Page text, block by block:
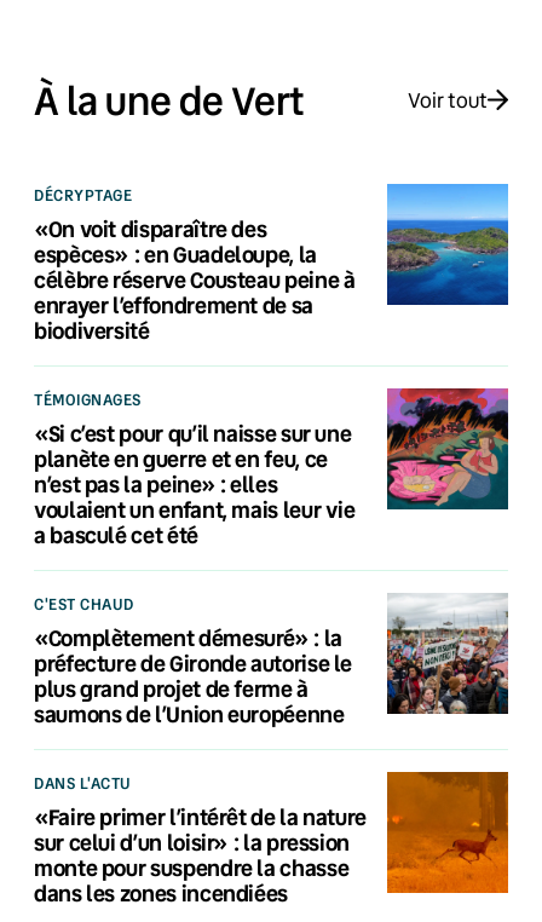
À la une de Vert Voir tout
DÉCRYPTAGE
«On voit disparaître des
espèces» : en Guadeloupe, la
célèbre réserve Cousteau peine à
enrayer l’effondrement de sa
biodiversité
TÉMOIGNAGES
«Si c’est pour qu’il naisse sur une
planète en guerre et en feu, ce
n’est pas la peine» : elles
voulaient un enfant, mais leur vie
a basculé cet été
C'EST CHAUD
«Complètement démesuré» : la
préfecture de Gironde autorise le
plus grand projet de ferme à
saumons de l’Union européenne
DANS L'ACTU
«Faire primer l’intérêt de la nature
sur celui d’un loisir» : la pression
monte pour suspendre la chasse
dans les zones incendiées